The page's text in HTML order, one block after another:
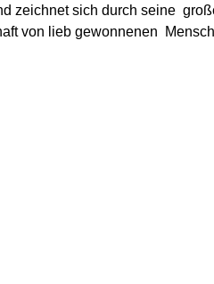
zeichnet sich durch seine
von lieb gewonnenen